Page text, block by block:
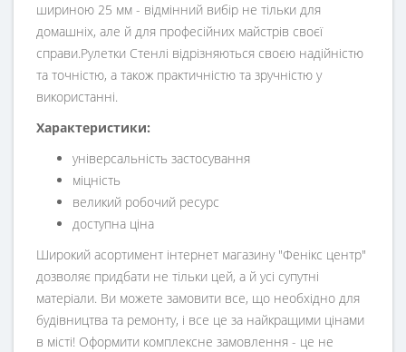
шириною 25 мм - відмінний вибір не тільки для
домашніх, але й для професійних майстрів своєї
справи.Рулетки Стенлі відрізняються своєю надійністю
та точністю, а також практичністю та зручністю у
використанні.
Характеристики:
універсальність застосування
міцність
великий робочий ресурс
доступна ціна
Широкий асортимент інтернет магазину "Фенікс центр"
дозволяє придбати не тільки цей, а й усі супутні
матеріали. Ви можете замовити все, що необхідно для
будівництва та ремонту, і все це за найкращими цінами
в місті! Оформити комплексне замовлення - це не